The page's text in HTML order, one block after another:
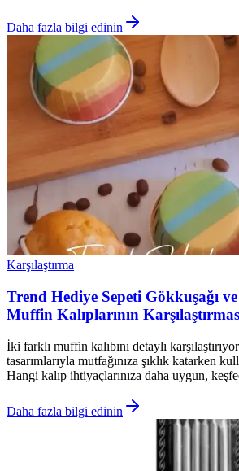
Daha fazla bilgi edinin
Karşılaştırma
Trend Hediye Sepeti Gökkuşağı
Muffin Kalıplarının
İki farklı muffin kalıbını detaylı
tasarımlarıyla mutfağınıza şıklık katarken
Hangi kalıp ihtiyaçlarınıza daha uygun,
Daha fazla bilgi edinin